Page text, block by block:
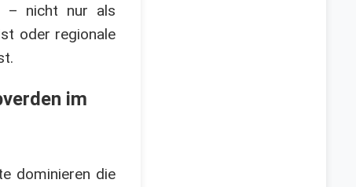
– nicht nur als
oder regionale
im
dominieren die